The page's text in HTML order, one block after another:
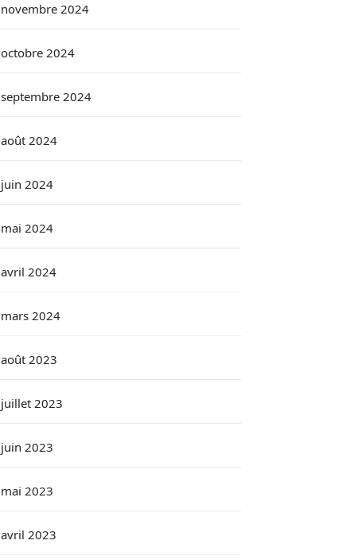
novembre 2024
octobre 2024
septembre 2024
août 2024
juin 2024
mai 2024
avril 2024
mars 2024
août 2023
juillet 2023
juin 2023
mai 2023
avril 2023